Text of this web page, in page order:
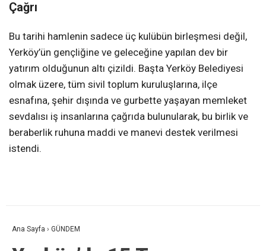
Çağrı
Bu tarihi hamlenin sadece üç kulübün birleşmesi değil,
Yerköy’ün gençliğine ve geleceğine yapılan dev bir
yatırım olduğunun altı çizildi. Başta Yerköy Belediyesi
olmak üzere, tüm sivil toplum kuruluşlarına, ilçe
esnafına, şehir dışında ve gurbette yaşayan memleket
sevdalısı iş insanlarına çağrıda bulunularak, bu birlik ve
beraberlik ruhuna maddi ve manevi destek verilmesi
istendi.
Ana Sayfa › GÜNDEM